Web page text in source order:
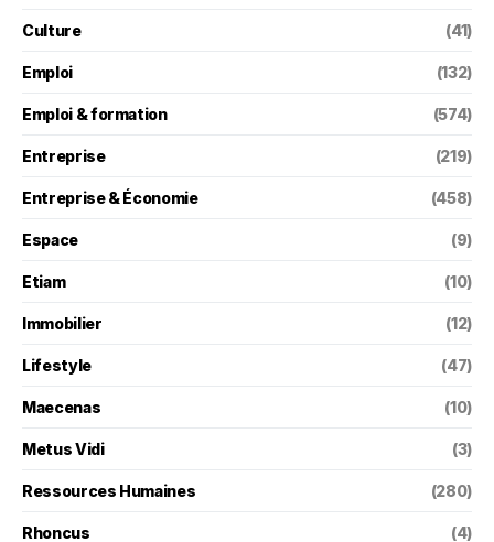
Culture (41)
Emploi (132)
Emploi & formation (574)
Entreprise (219)
Entreprise & Économie (458)
Espace (9)
Etiam (10)
Immobilier (12)
Lifestyle (47)
Maecenas (10)
Metus Vidi (3)
Ressources Humaines (280)
Rhoncus (4)